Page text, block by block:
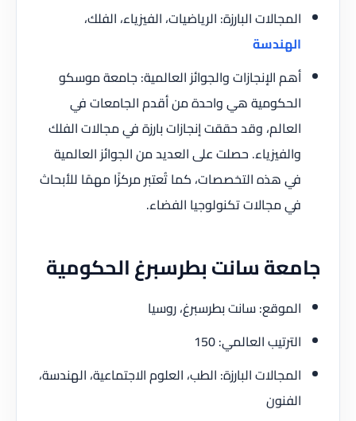
المجالات البارزة: الرياضيات، الفيزياء، الفلك،
الهندسة
أهم الإنجازات والجوائز العالمية: جامعة موسكو
الحكومية هي واحدة من أقدم الجامعات في
العالم، وقد حققت إنجازات بارزة في مجالات الفلك
والفيزياء. حصلت على العديد من الجوائز العالمية
في هذه التخصصات، كما تُعتبر مركزًا مهمًا للأبحاث
في مجالات تكنولوجيا الفضاء.
جامعة سانت بطرسبرغ الحكومية
الموقع: سانت بطرسبرغ، روسيا
الترتيب العالمي: 150
المجالات البارزة: الطب، العلوم الاجتماعية، الهندسة،
الفنون